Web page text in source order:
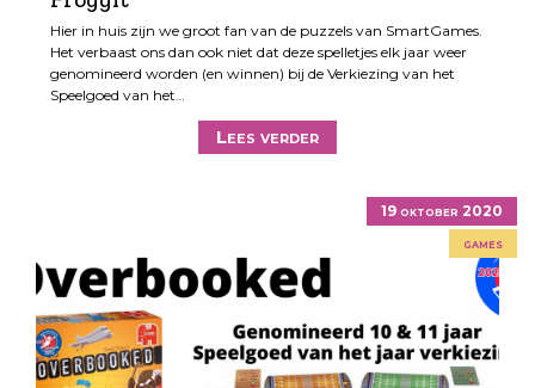
Hier in huis zijn we groot fan van de puzzels van SmartGames.
Het verbaast ons dan ook niet dat deze spelletjes elk jaar weer
genomineerd worden (en winnen) bij de Verkiezing van het
Speelgoed van het…
Lees verder
19 oktober 2020
games